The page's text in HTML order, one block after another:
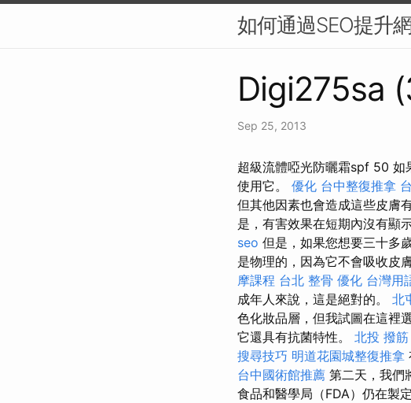
如何通過SEO提升
Digi275sa
Sep 25, 2013
超級流體啞光防曬霜spf 50 如
使用它。 優化 台中整復推拿
但其他因素也會造成這些皮膚
是，有害效果在短期內沒有顯
seo 但是，如果您想要三十多
是物理的，因為它不會吸收皮
摩課程 台北 整骨 優化 台灣用
成年人來說，這是絕對的。 北
色化妝品層，但我試圖在這裡
它還具有抗菌特性。 北投 撥筋
搜尋技巧 明道花園城整復推拿
台中國術館推薦 第二天，我們
食品和醫學局（FDA）仍在製